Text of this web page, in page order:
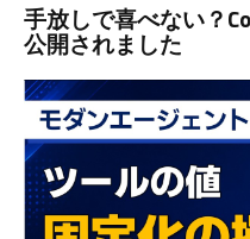
手放しで喜べない？
公開されました